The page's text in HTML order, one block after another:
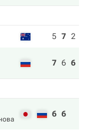
5 7 2
7 6 6
6 6